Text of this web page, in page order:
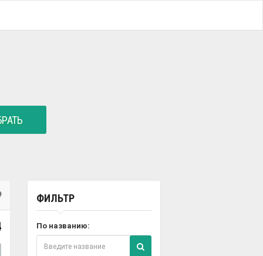
ФИЛЬТР
По названию: